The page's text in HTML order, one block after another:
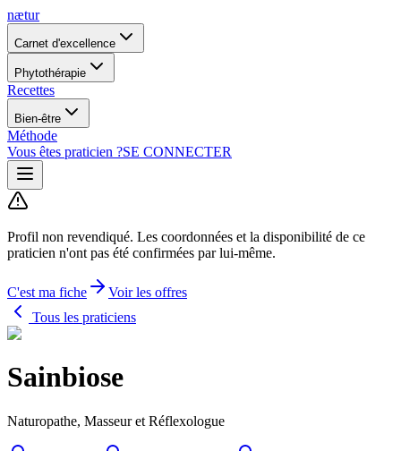
nætur
Carnet d'excellence
Phytothérapie
Recettes
Bien-être
Méthode
Vous êtes praticien ?SE CONNECTER
Profil non revendiqué. Les coordonnées et la disponibilité de ce
praticien n'ont pas été confirmées par lui-même.
C'est ma fiche
Voir les offres
Tous les praticiens
Sainbiose
Naturopathe, Masseur et Réflexologue